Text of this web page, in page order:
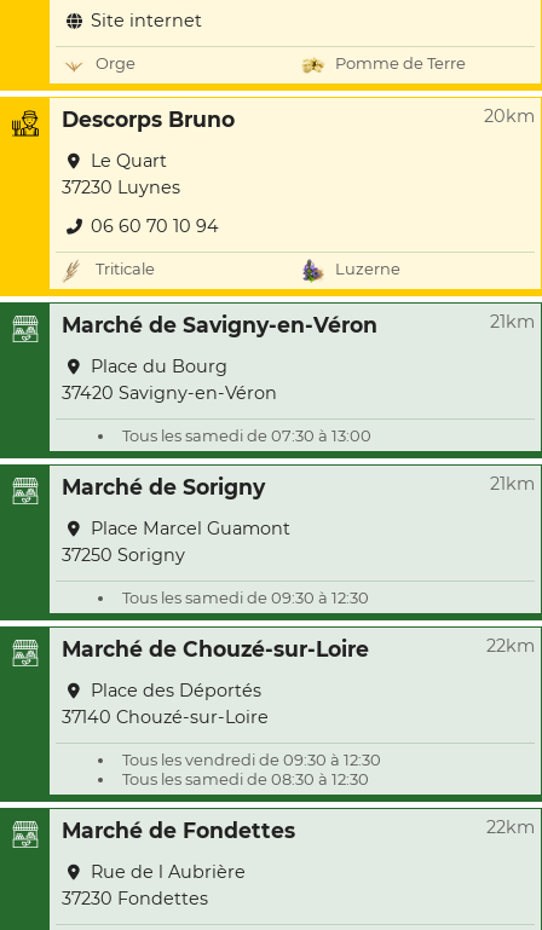
Site internet
Orge Pomme de Terre
Descorps Bruno 20km
Le Quart
37230 Luynes
06 60 70 10 94
Triticale Luzerne
Marché de Savigny-en-Véron 21km
Place du Bourg
37420 Savigny-en-Véron
Tous les samedi de 07:30 à 13:00
Marché de Sorigny 21km
Place Marcel Guamont
37250 Sorigny
Tous les samedi de 09:30 à 12:30
Marché de Chouzé-sur-Loire 22km
Place des Déportés
37140 Chouzé-sur-Loire
Tous les vendredi de 09:30 à 12:30
Tous les samedi de 08:30 à 12:30
Marché de Fondettes 22km
Rue de l Aubrière
37230 Fondettes